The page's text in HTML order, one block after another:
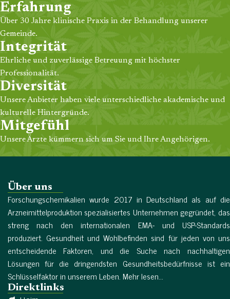
Erfahrung
Über 30 Jahre klinische Praxis in der Behandlung unserer
Gemeinde.
Integrität
Ehrliche und zuverlässige Betreuung mit höchster
Professionalität.
Diversität
Unsere Anbieter haben viele unterschiedliche akademische und
kulturelle Hintergründe.
Mitgefühl
Unsere Ärzte kümmern sich um Sie und Ihre Angehörigen.
Über uns
Forschungschemikalien wurde 2017 in Deutschland als auf die
Arzneimittelproduktion spezialisiertes Unternehmen gegründet, das
streng nach den internationalen EMA- und USP-Standards
produziert. Gesundheit und Wohlbefinden sind für jeden von uns
entscheidende Faktoren, und die Suche nach nachhaltigen
Lösungen für die dringendsten Gesundheitsbedürfnisse ist ein
Schlüsselfaktor in unserem Leben. Mehr lesen...
Direktlinks